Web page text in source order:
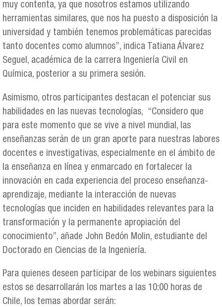
muy contenta, ya que nosotros estamos utilizando
herramientas similares, que nos ha puesto a disposición la
universidad y también tenemos problemáticas parecidas
tanto docentes como alumnos”, indica Tatiana Álvarez
Seguel, académica de la carrera Ingeniería Civil en
Química, posterior a su primera sesión.
Asimismo, otros participantes destacan el potenciar sus
habilidades en las nuevas tecnologías, “Considero que
para este momento que se vive a nivel mundial, las
enseñanzas serán de un gran aporte para nuestras labores
docentes e investigativas, especialmente en el ámbito de
la enseñanza en línea y enmarcado en fortalecer la
innovación en cada experiencia del proceso enseñanza-
aprendizaje, mediante la interacción de nuevas
tecnologías que inciden en habilidades relevantes para la
transformación y la permanente apropiación del
conocimiento”, añade John Bedón Molin, estudiante del
Doctorado en Ciencias de la Ingeniería.
Para quienes deseen participar de los webinars siguientes
estos se desarrollarán los martes a las 10:00 horas de
Chile, los temas abordar serán: